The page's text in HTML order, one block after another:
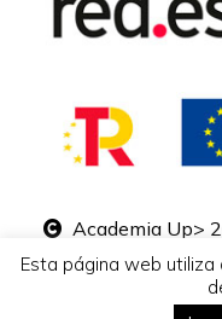
Academia Up>
Esta página web utiliza